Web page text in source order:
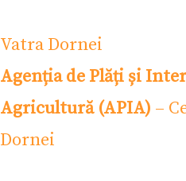
Vatra Dornei
Agenția de Plăți și
Agricultură (APIA) –
Dornei